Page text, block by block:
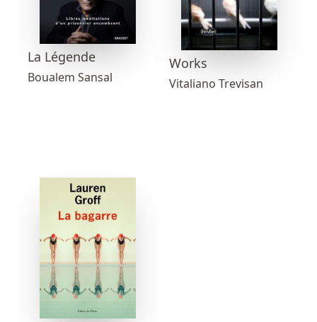
La Légende
Boualem Sansal
Works
Vitaliano Trevisan